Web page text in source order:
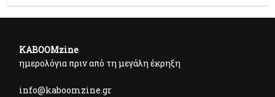
KABOOMzine
ημερολόγια πριν από τη μεγάλη έκρηξη
info@kaboomzine.gr